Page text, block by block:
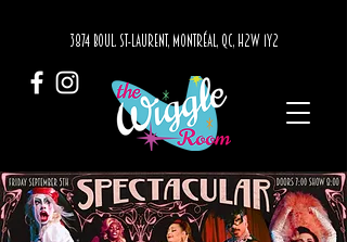
3874 BOUL. ST-LAURENT, MONTRÉAL, QC, H2W 1Y2